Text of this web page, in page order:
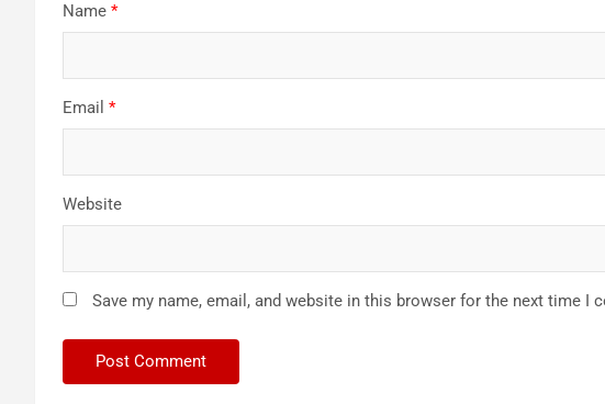
Name *
Email *
Website
Save my name, email, and website in this browser for the next time I